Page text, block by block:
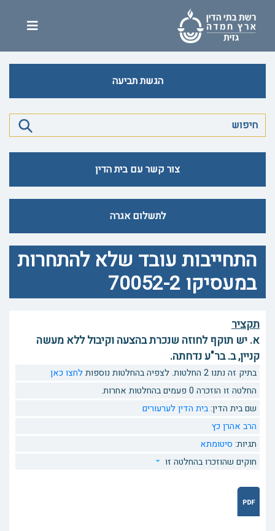
הגשת תביעה
צור קשר עם בית הדין
לתשלום אגרה
התחייבות עובד שלא להתחרות
במעסיקו 70052-2
תקציר
א. יש תוקף לחוזה שנכרת בהצעה וקיבול ללא מעשה
קניין, ב. בר"ע נדחתה.
בתיק זה נתנו 2 החלטות. לצפיה בהחלטות נוספות
לחצו כאן
החלטה זו הוזכרה 0 פעמים בהחלטות אחרות.
שם בית הדין:בית הדין לערעורים
הרב אהרן כץ
תגיות: סיטומתא
חוקים שהוזכרו בהחלטה זו